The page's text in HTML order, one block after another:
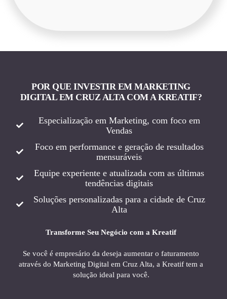
POR QUE INVESTIR EM MARKETING
DIGITAL EM CRUZ ALTA COM A KREATIF?
Especialização em Marketing, com foco em
Vendas
Foco em performance e geração de resultados
mensuráveis
Equipe experiente e atualizada com as últimas
tendências digitais
Soluções personalizadas para a cidade de Cruz
Alta
Transforme Seu Negócio com a Kreatif
Se você é empresário da deseja aumentar o faturamento
através do Marketing Digital em Cruz Alta, a Kreatif tem a
solução ideal para você.